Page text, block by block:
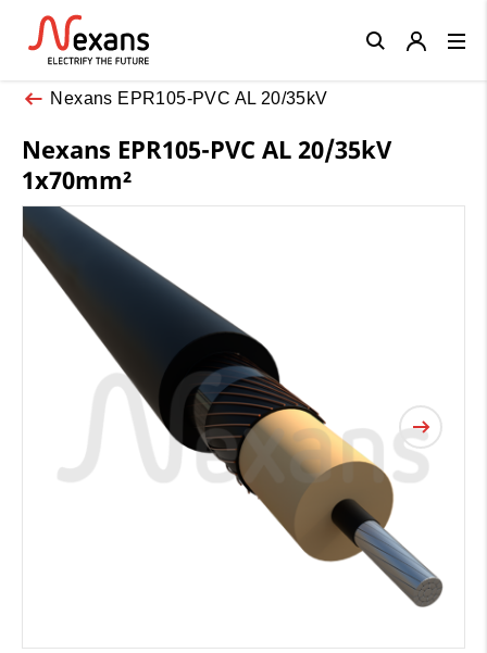
Nexans EPR105-PVC AL 20/35kV
Nexans EPR105-PVC AL 20/35kV
1x70mm²
Close